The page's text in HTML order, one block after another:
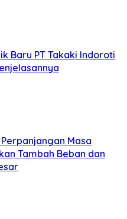
Baru PT Takaki Indoroti
Masa
Tambah Beban dan